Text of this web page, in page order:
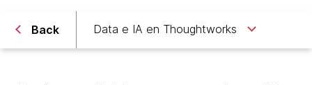
Back Data e IA en Thoughtworks